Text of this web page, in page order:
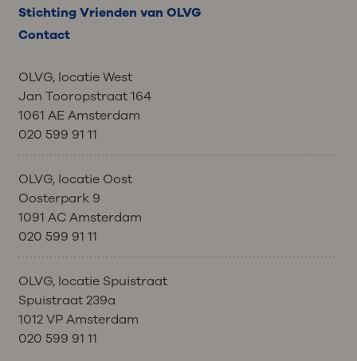
Stichting Vrienden van OLVG
Contact
OLVG, locatie West
Jan Tooropstraat 164
1061 AE Amsterdam
020 599 91 11
OLVG, locatie Oost
Oosterpark 9
1091 AC Amsterdam
020 599 91 11
OLVG, locatie Spuistraat
Spuistraat 239a
1012 VP Amsterdam
020 599 91 11